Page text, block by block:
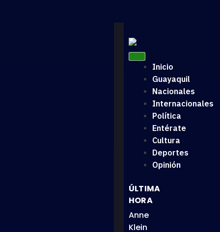
Inicio
Guayaquil
Nacionales
Internacionales
Política
Entérate
Cultura
Deportes
Opinión
ÚLTIMA
HORA
Anne
Klein